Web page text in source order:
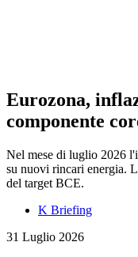
Eurozona,
componente
Nel mese di luglio 2026
su nuovi rincari energia.
del target BCE.
K Briefing
31 Luglio 2026